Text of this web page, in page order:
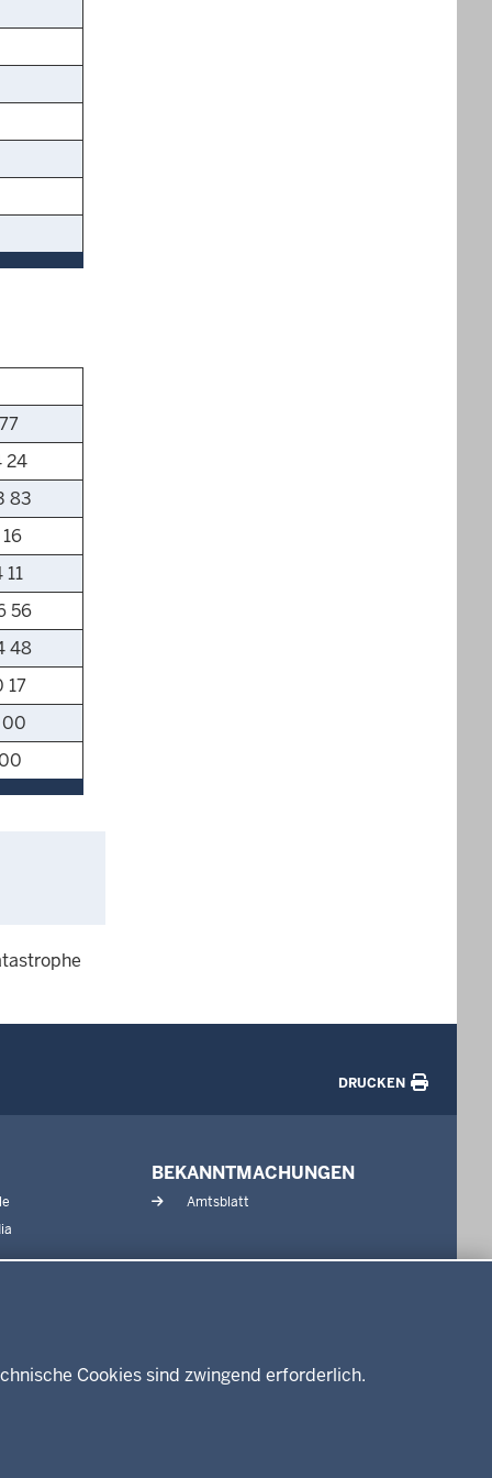
Cookies sind zwingend erforderlich.
24
83
56
48
17
00
DRUCKEN
BEKANNTMACHUNGEN
Amtsblatt